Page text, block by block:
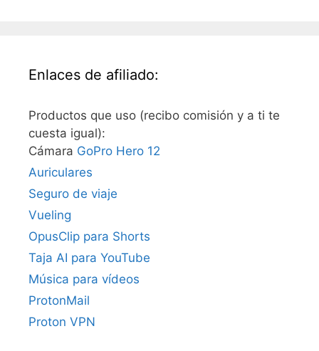
Enlaces de afiliado:
Productos que uso (recibo comisión y a ti te
cuesta igual):
Cámara GoPro Hero 12
Auriculares
Seguro de viaje
Vueling
OpusClip para Shorts
Taja AI para YouTube
Música para vídeos
ProtonMail
Proton VPN